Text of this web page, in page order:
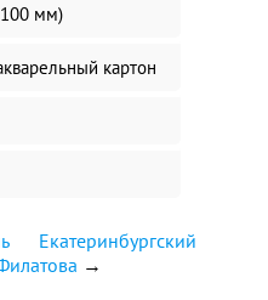
мм)
картон
Екатеринбургский
→